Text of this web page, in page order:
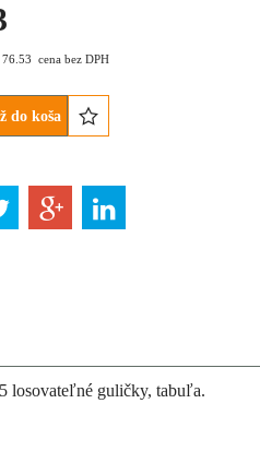
76.53 cena bez DPH
do koša
losovateľné guličky, tabuľa.